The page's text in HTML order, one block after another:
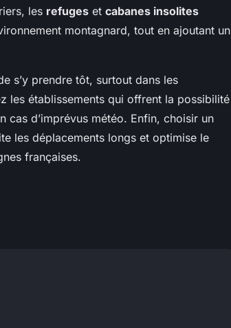
les refuges et cabanes insolites
montagnard, tout en ajoutant un
s’y prendre tôt, surtout dans les
les établissements qui offrent la possibilité
cas d’imprévus météo. Enfin, choisir un
les déplacements longs et optimise le
françaises.